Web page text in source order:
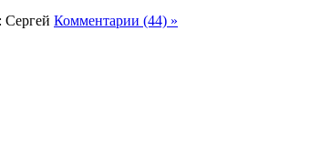
Сергей Комментарии (44) »